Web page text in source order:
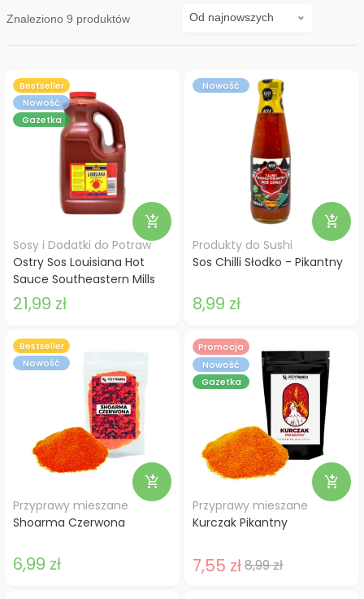
Znaleziono 9 produktów Od najnowszych
Bestseller
Nowość
Gazetka
add_shopping_cart
Sosy i Dodatki do Potraw
Ostry Sos Louisiana Hot
Sauce Southeastern Mills
21,99 zł
Nowość
add_shopping_cart
Produkty do Sushi
Sos Chilli Słodko - Pikantny
8,99 zł
Bestseller
Nowość
add_shopping_cart
Przyprawy mieszane
Shoarma Czerwona
6,99 zł
Promocja
Nowość
Gazetka
add_shopping_cart
Przyprawy mieszane
Kurczak Pikantny
7,55 zł8,99 zł